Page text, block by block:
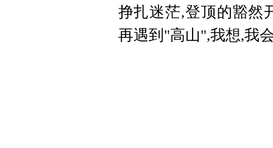
挣扎迷茫,登顶的豁然
再遇到"高山",我想,我